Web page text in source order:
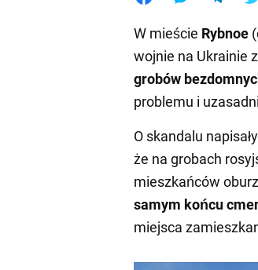
W mieście Rybnoe
wojnie na Ukrainie
grobów
problemu i
O skandalu
że na grobach
mieszkańców
samym końcu
miejsca